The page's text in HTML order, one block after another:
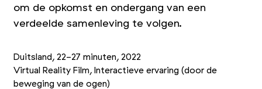
om de opkomst en ondergang van een
verdeelde samenleving te volgen.
Duitsland, 22-27 minuten, 2022
Virtual Reality Film, Interactieve ervaring (door de
beweging van de ogen)